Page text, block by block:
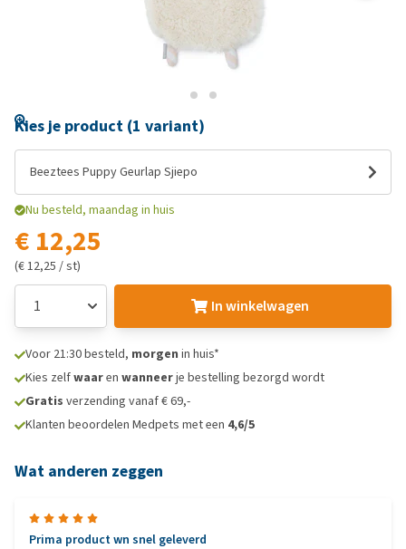
Kies je product (1 variant)
Beeztees Puppy Geurlap Sjiepo
Nu besteld, maandag in huis
€ 12,25
(€ 12,25 / st)
In winkelwagen
Voor 21:30 besteld, morgen in huis*
Kies zelfwaaren wanneerje bestelling bezorgd wordt
Gratis verzending vanaf € 69,-
Klanten beoordelen Medpets met een 4,6/5
Wat anderen zeggen
Prima product wn snel geleverd